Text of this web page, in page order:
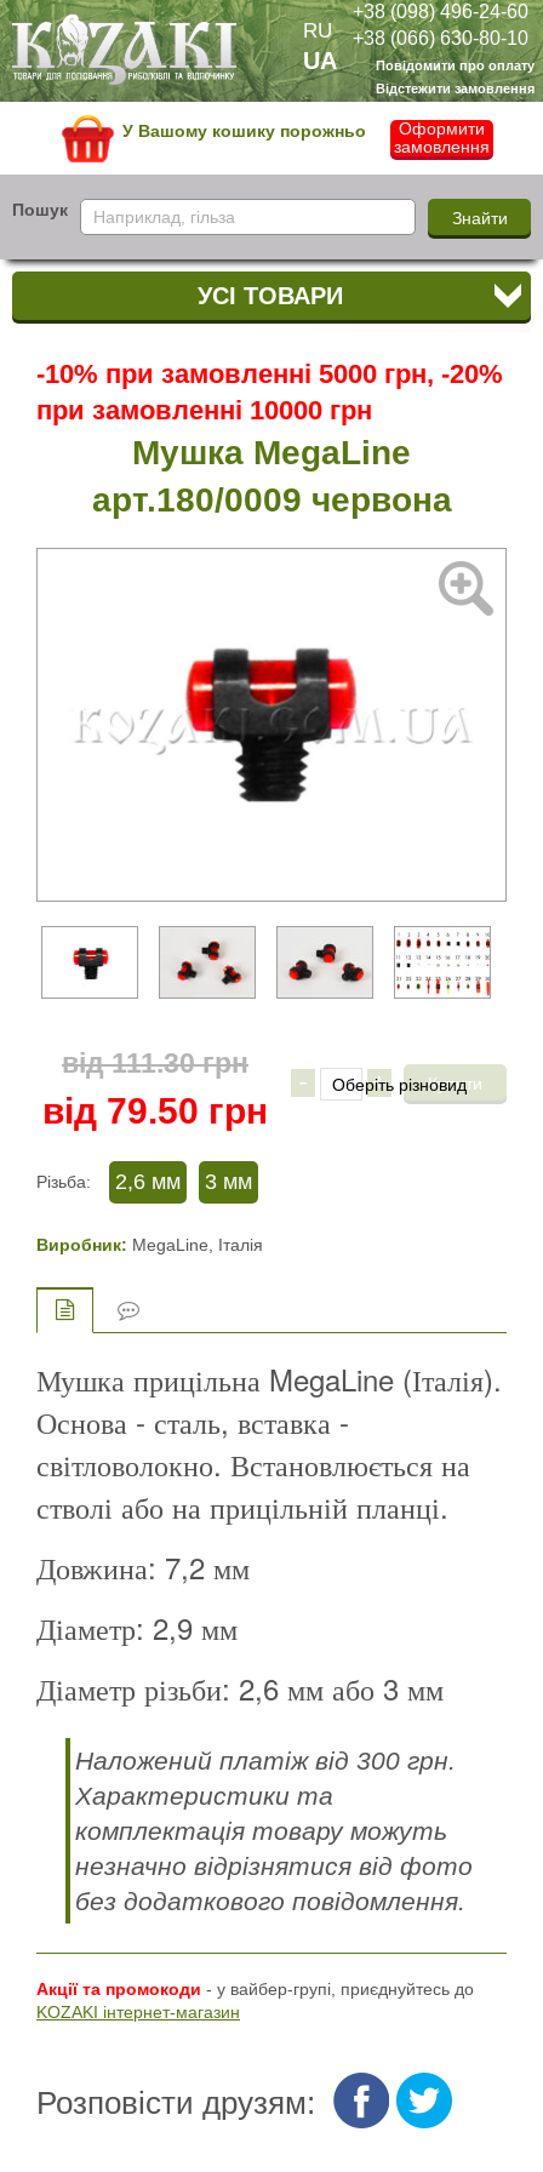
+38 (098) 496-24-60
+38 (066) 630-80-10
Повідомити про оплату
Відстежити замовлення
RU
UA
У Вашому кошику порожньо
Оформити
замовлення
Пошук
УСІ ТОВАРИ
-10% при замовленні 5000 грн, -20%
при замовленні 10000 грн
Мушка MegaLine
арт.180/0009 червона
від111.30 грн
від 79.50 грн
- +
Різьба: 2,6 мм 3 мм
Виробник: MegaLine, Італія
Мушка прицільна MegaLine (Італія).
Основа - сталь, вставка -
світловолокно. Встановлюється на
стволі або на прицільній планці.
Довжина: 7,2 мм
Діаметр: 2,9 мм
Діаметр різьби: 2,6 мм або 3 мм
Наложений платіж від 300 грн.
Характеристики та
комплектація товару можуть
незначно відрізнятися від фото
без додаткового повідомлення.
Акції та промокоди - у вайбер-групі, приєднуйтесь до
KOZAKI інтернет-магазин
Розповісти друзям: